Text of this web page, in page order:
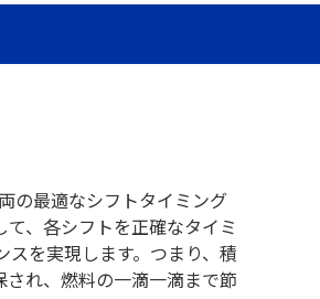
の最適なシフトタイミング
、各シフトを正確なタイミ
を実現します。つまり、積
れ、燃料の一滴一滴まで節